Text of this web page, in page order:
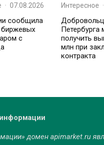
· 07.08.2026
сообщила
биржевых
с
Интересное ·
Петербурга
получить
млн при
контракта
домен apimarket.ru